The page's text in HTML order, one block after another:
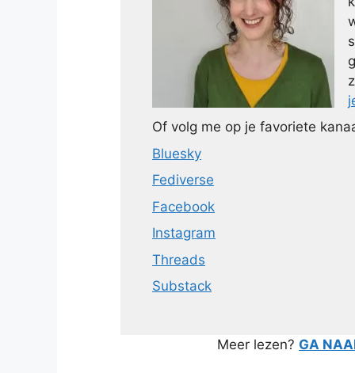
Of volg me op je favoriete
Bluesky
Fediverse
Facebook
Instagram
Threads
Substack
Meer lezen? GA